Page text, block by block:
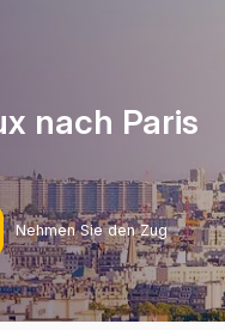
nach Paris
Nehmen Sie den Zug